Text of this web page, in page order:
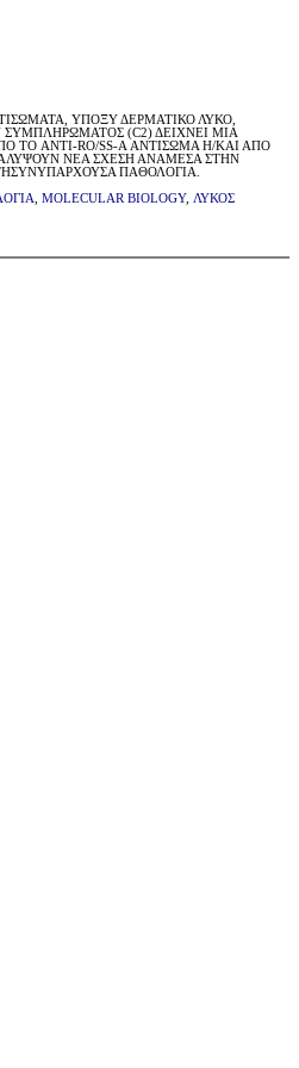
ΥΠΟΞΥ ΔΕΡΜΑΤΙΚΟ ΛΥΚΟ,
ΣΥΜΠΛΗΡΩΜΑΤΟΣ (C2) ΔΕΙΧΝΕΙ ΜΙΑ
ΤΟ ANTI-RO/SS-A ΑΝΤΙΣΩΜΑ Η/ΚΑΙ ΑΠΟ
ΝΕΑ ΣΧΕΣΗ ΑΝΑΜΕΣΑ ΣΤΗΝ
ΠΑΘΟΛΟΓΙΑ.
MOLECULAR BIOLOGY, ΛΥΚΟΣ